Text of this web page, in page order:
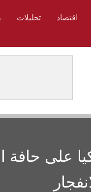
اقتصاد تحليلات
على حافة